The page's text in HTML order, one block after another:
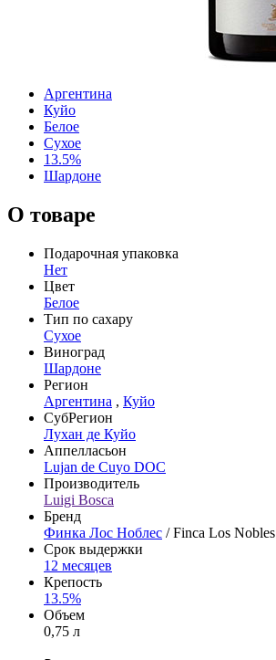
Аргентина
Куйо
Белое
Сухое
13.5%
Шардоне
О товаре
Подарочная упаковка
Нет
Цвет
Белое
Тип по сахару
Сухое
Виноград
Шардоне
Регион
Аргентина , Куйо
СубРегион
Лухан де Куйо
Аппелласьон
Lujan de Cuyo DOC
Производитель
Luigi Bosca
Бренд
Финка Лос Ноблес / Finca Los Nobles
Срок выдержки
12 месяцев
Крепость
13.5%
Объем
0,75 л